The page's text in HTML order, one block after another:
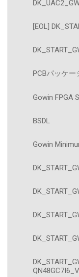
[EOL]
PCBパッケー
Gowin FPGA
BSDL
Gowin